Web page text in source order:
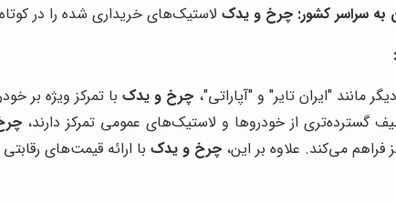
سراسر کشور: چرخ و یدکلاستیک‌های خریداری شده را در
مانند "ایران تایر" و "آپاراتی"، چرخ و یدکبا تمرکز ویژه بر
گسترده‌تری از خودروها و لاستیک‌های عمومی تمرکز دارند،
فراهم می‌کند. علاوه بر این، چرخ و یدکبا ارائه قیمت‌های